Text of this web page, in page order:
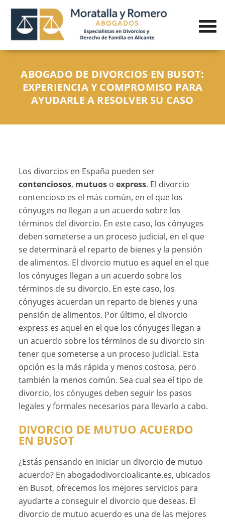
ABOGADO DE DIVORCIOS EN BUSOT:
EXPERIENCIA Y COMPROMISO PARA
AYUDARLE A RESOLVER SU CASO
Los divorcios en España pueden ser
contenciosos, mutuos oexpress. El divorcio
contencioso es el más común, en el que los
cónyuges no llegan a un acuerdo sobre los
términos del divorcio. En este caso, los cónyuges
deben someterse a un proceso judicial, en el que
se determinará el reparto de bienes y la pensión
de alimentos. El divorcio mutuo es aquel en el que
los cónyuges llegan a un acuerdo sobre los
términos de su divorcio. En este caso, los
cónyuges acuerdan un reparto de bienes y una
pensión de alimentos. Por último, el divorcio
express es aquel en el que los cónyuges llegan a
un acuerdo sobre los términos de su divorcio sin
tener que someterse a un proceso judicial. Esta
opción es la más rápida y menos costosa, pero
también la menos común. Sea cual sea el tipo de
divorcio, los cónyuges deben seguir los pasos
legales y formales necesarios para llevarlo a cabo.
DIVORCIO DE MUTUO ACUERDO
EN BUSOT
¿Estás pensando en iniciar un divorcio de mutuo
acuerdo? En abogadodivorcioalicante.es, ubicados
en Busot, ofrecemos los mejores servicios para
ayudarte a conseguir el divorcio que deseas. El
divorcio de mutuo acuerdo es una de las mejores